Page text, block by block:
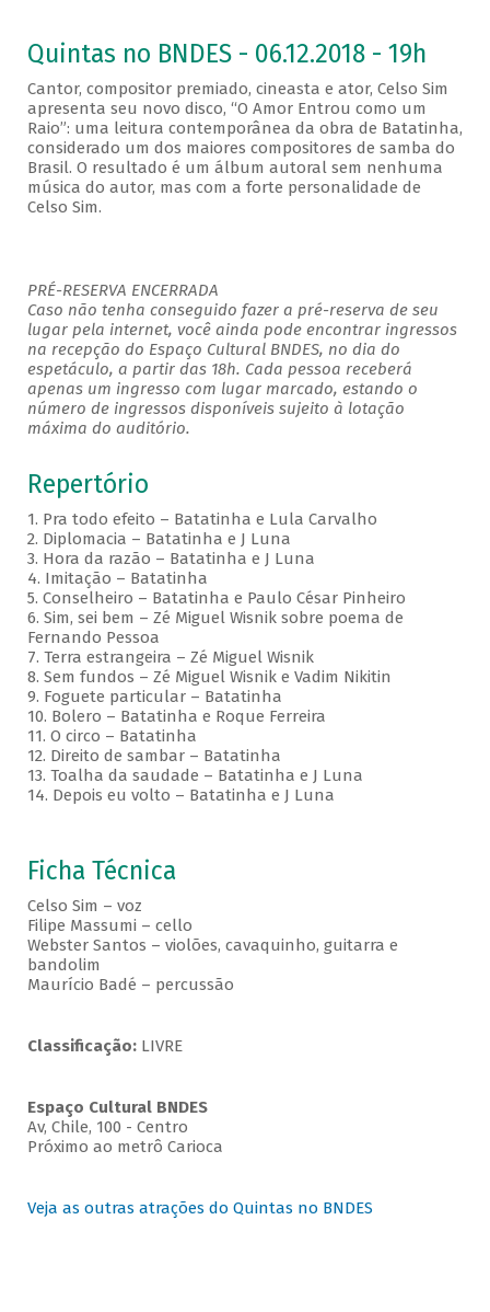
Quintas no BNDES - 06.12.2018 - 19h
Cantor, compositor premiado, cineasta e ator, Celso Sim
apresenta seu novo disco, “O Amor Entrou como um
Raio”: uma leitura contemporânea da obra de Batatinha,
considerado um dos maiores compositores de samba do
Brasil. O resultado é um álbum autoral sem nenhuma
música do autor, mas com a forte personalidade de
Celso Sim.
PRÉ-RESERVA ENCERRADA
Caso não tenha conseguido fazer a pré-reserva de seu
lugar pela internet, você ainda pode encontrar ingressos
na recepção do Espaço Cultural BNDES, no dia do
espetáculo, a partir das 18h. Cada pessoa receberá
apenas um ingresso com lugar marcado, estando o
número de ingressos disponíveis sujeito à lotação
máxima do auditório.
Repertório
1. Pra todo efeito – Batatinha e Lula Carvalho
2. Diplomacia – Batatinha e J Luna
3. Hora da razão – Batatinha e J Luna
4. Imitação – Batatinha
5. Conselheiro – Batatinha e Paulo César Pinheiro
6. Sim, sei bem – Zé Miguel Wisnik sobre poema de
Fernando Pessoa
7. Terra estrangeira – Zé Miguel Wisnik
8. Sem fundos – Zé Miguel Wisnik e Vadim Nikitin
9. Foguete particular – Batatinha
10. Bolero – Batatinha e Roque Ferreira
11. O circo – Batatinha
12. Direito de sambar – Batatinha
13. Toalha da saudade – Batatinha e J Luna
14. Depois eu volto – Batatinha e J Luna
Ficha Técnica
Celso Sim – voz
Filipe Massumi – cello
Webster Santos – violões, cavaquinho, guitarra e
bandolim
Maurício Badé – percussão
Classificação: LIVRE
Espaço Cultural BNDES
Av, Chile, 100 - Centro
Próximo ao metrô Carioca
Veja as outras atrações do Quintas no BNDES